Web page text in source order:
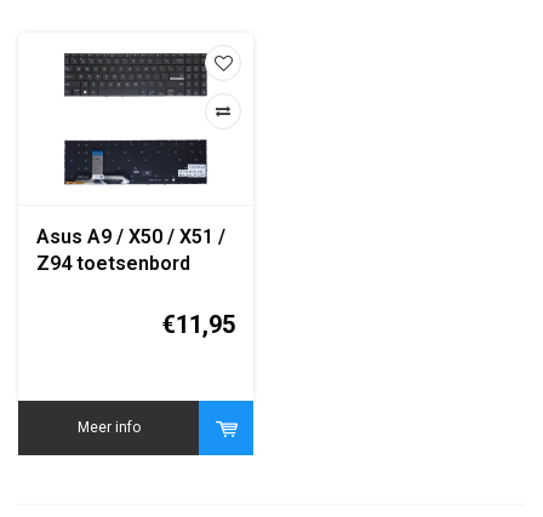
Asus A9 / X50 / X51 /
Z94 toetsenbord
€11,95
Meer info